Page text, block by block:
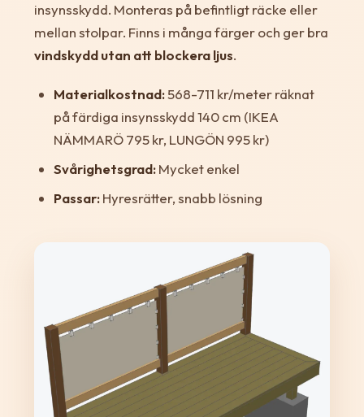
insynsskydd. Monteras på befintligt räcke eller
mellan stolpar. Finns i många färger och ger bra
vindskydd utan att blockera ljus.
Materialkostnad:568-711 kr/meter räknat
på färdiga insynsskydd 140 cm (IKEA
NÄMMARÖ 795 kr, LUNGÖN 995 kr)
Svårighetsgrad:Mycket enkel
Passar:Hyresrätter, snabb lösning